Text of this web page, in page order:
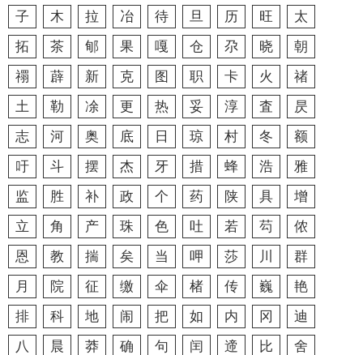
子
木 拉 冶 待 旦 历 旺
太
拓
茶 郇 果 嘎 仓 尕 晓
朝
禤
薜 新 克 图 职 卡 火
禇
土
勒 凃 更 热 妥 淳 査
昃
志
河 奥 底 日 琼 村 冬
额
吁
斗 摆 杰 牙 措 蜂 浩
雅
监
胜 补 政 个 药 陕 具
增
立
角 产 珠 色 吐 若 芶
侬
恩
教 揣 矣 当 呷 莎 川
群
月
院 征 缴 伞 楮 传 巍
艳
排
科 地 闹 把 如 内 冈
迪
八
晨 莽 确 句 闰 遆 比
舍